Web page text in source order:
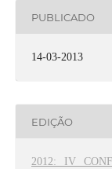
PUBLICADO
14-03-2013
EDIÇÃO
2012: IV